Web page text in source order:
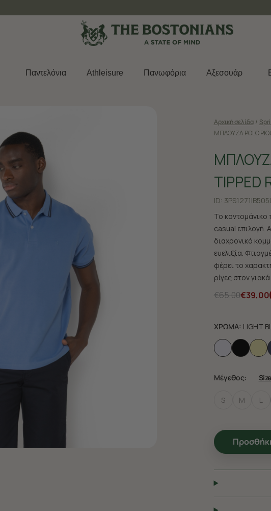
Παντελόνια Athleisure Πανωφόρια Aξεσουάρ
Αρχική σελίδα /
ΜΠΛΟΥΖΑ POLO
TIPPED
ID:
Το κοντομάνικο
casual επιλογή.
διαχρονικό
ευελιξία.
φέρει το
ρίγες στον
€65,00€39,00
ΧΡΩΜΑ: LIGHT
Μέγεθος:
S M L